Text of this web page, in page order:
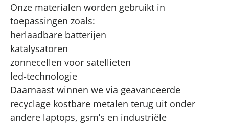
Onze materialen worden gebruikt in
toepassingen zoals:
herlaadbare batterijen
katalysatoren
zonnecellen voor satellieten
led-technologie
Daarnaast winnen we via geavanceerde
recyclage kostbare metalen terug uit onder
andere laptops, gsm’s en industriële